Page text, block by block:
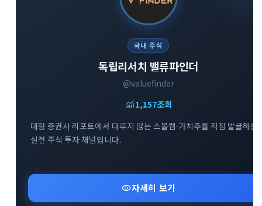
국내 주식
독립리서치 밸류파인더
@valuefinder
monitoring1,157조회
대형 증권사 리포트에서 다루지 않는 스몰캡·가치주를 직접 발굴하는
실전 주식 투자 채널입니다.
visibility자세히 보기